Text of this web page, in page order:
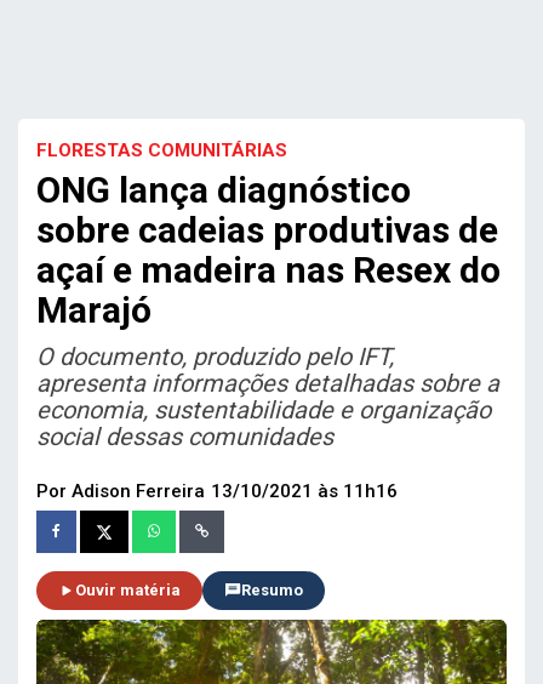
FLORESTAS COMUNITÁRIAS
ONG lança diagnóstico
sobre cadeias produtivas de
açaí e madeira nas Resex do
Marajó
O documento, produzido pelo IFT,
apresenta informações detalhadas sobre a
economia, sustentabilidade e organização
social dessas comunidades
Por Adison Ferreira 13/10/2021 às 11h16
Ouvir matéria Resumo